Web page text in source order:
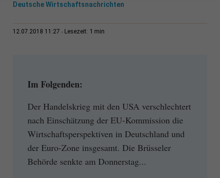
Deutsche Wirtschaftsnachrichten
12.07.2018 11:27 Lesezeit: 1 min
Im Folgenden:
Der Handelskrieg mit den USA verschlechtert
nach Einschätzung der EU-Kommission die
Wirtschaftsperspektiven in Deutschland und
der Euro-Zone insgesamt. Die Brüsseler
Behörde senkte am Donnerstag...